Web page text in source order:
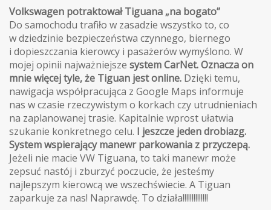
Volkswagen potraktował Tiguana „na bogato”
Do samochodu trafiło w zasadzie wszystko to, co
w dziedzinie bezpieczeństwa czynnego, biernego
i dopieszczania kierowcy i pasażerów wymyślono. W
mojej opinii najważniejsze system CarNet. Oznacza on
mnie więcej tyle, że Tiguan jest online. Dzięki temu,
nawigacja współpracująca z Google Maps informuje
nas w czasie rzeczywistym o korkach czy utrudnieniach
na zaplanowanej trasie. Kapitalnie wprost ułatwia
szukanie konkretnego celu. I jeszcze jeden drobiazg.
System wspierający manewr parkowania z przyczepą.
Jeżeli nie macie VW Tiguana, to taki manewr może
zepsuć nastój i zburzyć poczucie, że jesteśmy
najlepszym kierowcą we wszechświecie. A Tiguan
zaparkuje za nas! Naprawdę. To działa!!!!!!!!!!!!!!